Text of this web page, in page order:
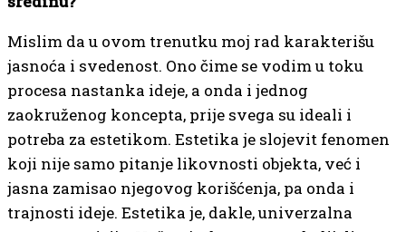
Mislim da u ovom trenutku moj rad karakterišu
jasnoća i svedenost. Ono čime se vodim u toku
procesa nastanka ideje, a onda i jednog
zaokruženog koncepta, prije svega su ideali i
potreba za estetikom. Estetika je slojevit fenomen
koji nije samo pitanje likovnosti objekta, već i
jasna zamisao njegovog korišćenja, pa onda i
trajnosti ideje. Estetika je, dakle, univerzalna